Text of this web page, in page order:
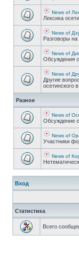
News of
Лексика
News of
Разговоры
News of
Обсуждения о
News of
Другие
осетинского
Разное
News of
Обсуждение
News of
Участники
News of
Вход
Статистика
Всего